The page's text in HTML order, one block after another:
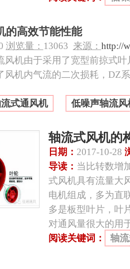
的高效节能性能
浏览量： 13063 来源： http://
风机由于采用了宽型前掠式
风机内气流的二次损耗，DZ
式通风机 低噪声轴流风
轴流式风机的
日期： 2017-10-28
导读： 当比转数增
式风机具有流量大
电机组成，多为直
多是板型叶片，叶
对通风量很大的用
阅读关键词：
轴